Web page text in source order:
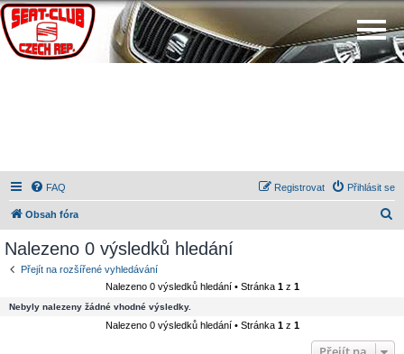
FAQ Přihlásit se
Registrovat
Obsah fóra
Nalezeno 0 výsledků hledání
Přejít na rozšířené vyhledávání
Nalezeno 0 výsledků hledání • Stránka 1z 1
Nebyly nalezeny žádné vhodné výsledky.
Nalezeno 0 výsledků hledání • Stránka 1z 1